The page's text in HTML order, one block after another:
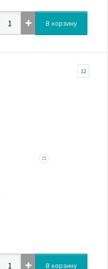
В корзину
12
В корзину